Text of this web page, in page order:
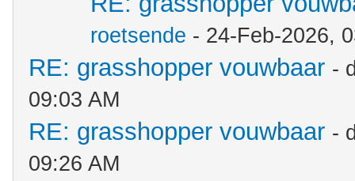
roetsende - 24-Feb-2026,
RE: grasshopper vouwbaar -
09:03 AM
RE: grasshopper vouwbaar -
09:26 AM